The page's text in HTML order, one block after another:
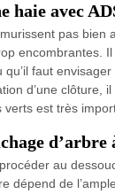
haie avec
pas bien
encombrantes.
qu’il faut
d’une clôture,
est très
d’arbre
au
dépend de